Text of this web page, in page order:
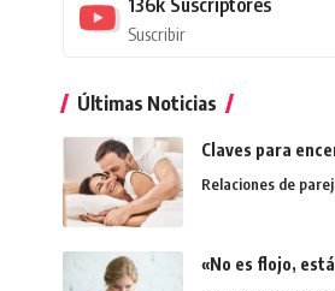
136k Suscriptores
Suscribir
Últimas Noticias
Claves para
Relaciones de
«No es flojo,